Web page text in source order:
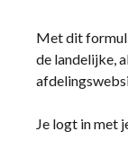
Met dit
de landelijke,
Je logt in met